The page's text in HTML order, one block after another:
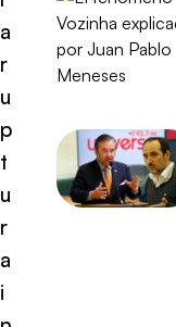
a
r
u
p
t
u
r
a
i